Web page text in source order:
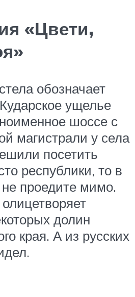
«Цвети,
обозначает
ущелье
шоссе с
магистрали у села
посетить
республики, то в
проедите мимо.
долин
края. А из русских